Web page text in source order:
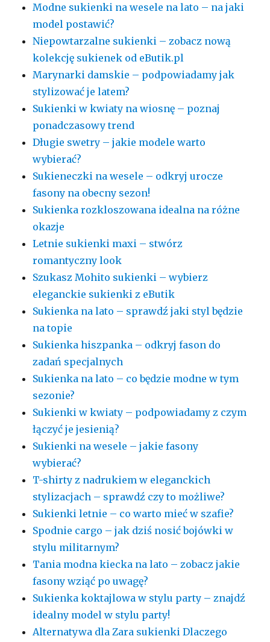
Modne sukienki na wesele na lato – na jaki
model postawić?
Niepowtarzalne sukienki – zobacz nową
kolekcję sukienek od eButik.pl
Marynarki damskie – podpowiadamy jak
stylizować je latem?
Sukienki w kwiaty na wiosnę – poznaj
ponadczasowy trend
Długie swetry – jakie modele warto
wybierać?
Sukieneczki na wesele – odkryj urocze
fasony na obecny sezon!
Sukienka rozkloszowana idealna na różne
okazje
Letnie sukienki maxi – stwórz
romantyczny look
Szukasz Mohito sukienki – wybierz
eleganckie sukienki z eButik
Sukienka na lato – sprawdź jaki styl będzie
na topie
Sukienka hiszpanka – odkryj fason do
zadań specjalnych
Sukienka na lato – co będzie modne w tym
sezonie?
Sukienki w kwiaty – podpowiadamy z czym
łączyć je jesienią?
Sukienki na wesele – jakie fasony
wybierać?
T-shirty z nadrukiem w eleganckich
stylizacjach – sprawdź czy to możliwe?
Sukienki letnie – co warto mieć w szafie?
Spodnie cargo – jak dziś nosić bojówki w
stylu militarnym?
Tania modna kiecka na lato – zobacz jakie
fasony wziąć po uwagę?
Sukienka koktajlowa w stylu party – znajdź
idealny model w stylu party!
Alternatywa dla Zara sukienki Dlaczego